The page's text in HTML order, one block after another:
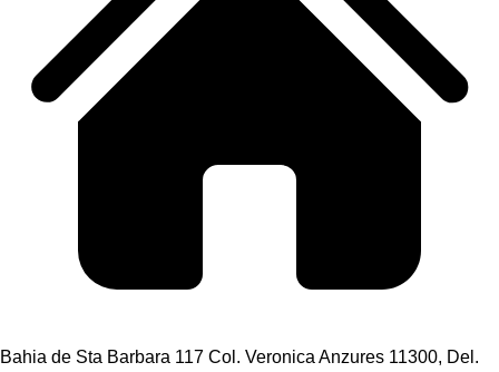
Bahia de Sta Barbara 117 Col. Veronica Anzures 11300, Del.